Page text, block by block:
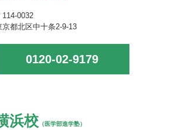
114-0032
京都北区中十条2-9-13
0120-02-9179
浜校 （医学部進学塾）